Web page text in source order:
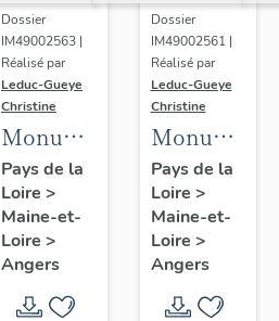
Dossier
IM49002563 |
Réalisé par
Leduc-Gueye
Christine
Monument
aux
morts,
église
paroissiale
Sainte-
Pays de la
Loire >
Maine-et-
Loire >
Angers
Dossier
IM49002561 |
Réalisé par
Leduc-Gueye
Christine
Monument
aux
morts,
église
paroissiale
Sainte-
Pays de la
Loire >
Maine-et-
Loire >
Angers